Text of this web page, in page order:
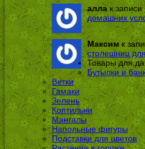
аллак записи
домашних
Максимк
столешниц
Товары для
Бутылки и
Ветки
Гамаки
Зелень
Коптильни
Мангалы
Напольные фигуры
Подставки для цветов